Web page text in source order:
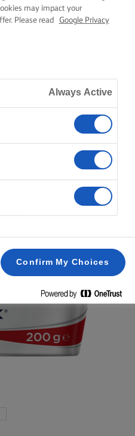
A
may impact your
Please read
Google Privacy
Always Active
Confirm My Choices